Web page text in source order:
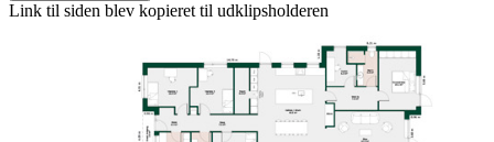
Link til siden blev kopieret til udklipsholderen